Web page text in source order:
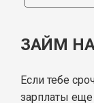
ЗАЙМ
Если тебе
зарплаты еще